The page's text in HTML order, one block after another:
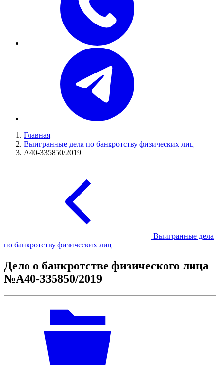
Главная
Выигранные дела по банкротству физических лиц
А40-335850/2019
Выигранные дела
по банкротству физических лиц
Дело о банкротстве физического лица
№А40-335850/2019